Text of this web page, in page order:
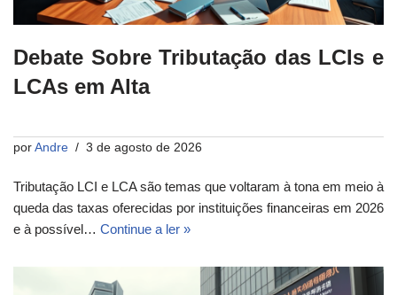
Debate Sobre Tributação das LCIs e
LCAs em Alta
por Andre 3 de agosto de 2026
Tributação LCI e LCA são temas que voltaram à tona em meio à
queda das taxas oferecidas por instituições financeiras em 2026
e à possível… Continue a ler »